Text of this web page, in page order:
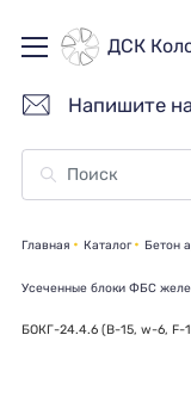
ДСК
Напишите
Главная Каталог Бетон
Усеченные блоки ФБС
БОКГ-24.4.6 (В-15, w-6,